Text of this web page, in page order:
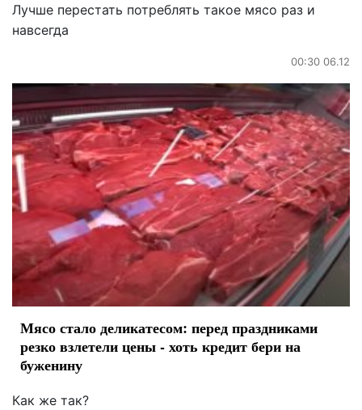
Лучше перестать потреблять такое мясо раз и
навсегда
00:30 06.12
Мясо стало деликатесом: перед праздниками
резко взлетели цены - хоть кредит бери на
буженину
Как же так?